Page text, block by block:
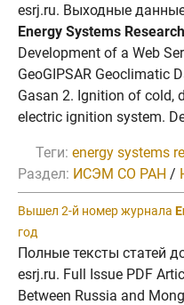
esrj.ru. Выходные
Energy Systems Research
Development of a Web
GeoGIPSAR Geoclimatic
Gasan 2. Ignition of cold,
electric ignition system.
Теги: energy systems
Раздел: ИСЭМ СО РАН /
Вышел 2-й номер журнала
год
Полные тексты статей
esrj.ru. Full Issue PDF
Between Russia and